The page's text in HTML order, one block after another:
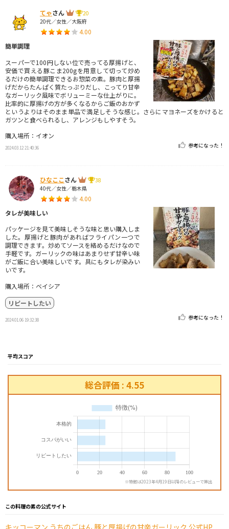
てゃさん
20
20代／女性／大阪府
4.00
簡単調理
スーパーで100円しない位で売ってる厚揚げと、
安価で買える豚こま200gを用意して切って炒め
るだけの簡単調理できるお惣菜の素。豚肉と厚揚
げだからたんぱく質たっぷりだし、こってり甘辛
なガーリック風味でボリューミーな仕上がりに。
比率的に厚揚げの方が多くなるからご飯のおかず
というよりはそのまま単品で満足しそうな感じ。さらにマヨネーズをかけると
ガツンと食べられるし、アレンジもしやすそう。
購入場所：イオン
2024.03.12 21:40:36 参考になった！
ひなここさん
38
40代／女性／栃木県
4.00
タレが美味しい
パッケージを見て美味しそうな味と思い購入しま
した。厚揚げと豚肉があればフライパン一つで
調理できます。炒めてソースを絡めるだけなので
手軽です。ガーリックの味はあまりせず甘辛い味
がご飯に合い美味しいです。具にもタレが染みい
いです。
購入場所：ベイシア
リピートしたい
2024.01.06 19:32:38 参考になった！
平均スコア
総合評価 : 4.55
※特徴は2023年4月19日以降のレビューで算出
この料理の素の公式サイト